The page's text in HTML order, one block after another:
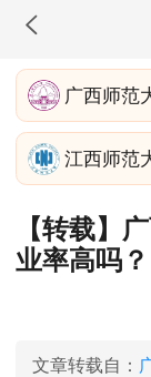
MBA工商管理
院校库 考试
考试真题
报考
MEM工程管理
院校库 考试报
MPA公共管理
广西师范
江西师范
【转载】
业率高吗？
文章转载自：